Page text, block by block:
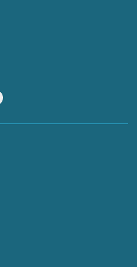
Instagram